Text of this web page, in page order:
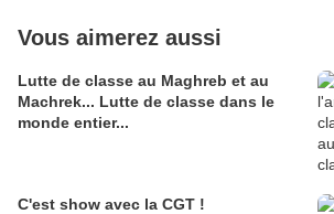
Vous aimerez aussi
Lutte de classe au Maghreb et au
Machrek... Lutte de classe dans le
monde entier...
C'est show avec la CGT !